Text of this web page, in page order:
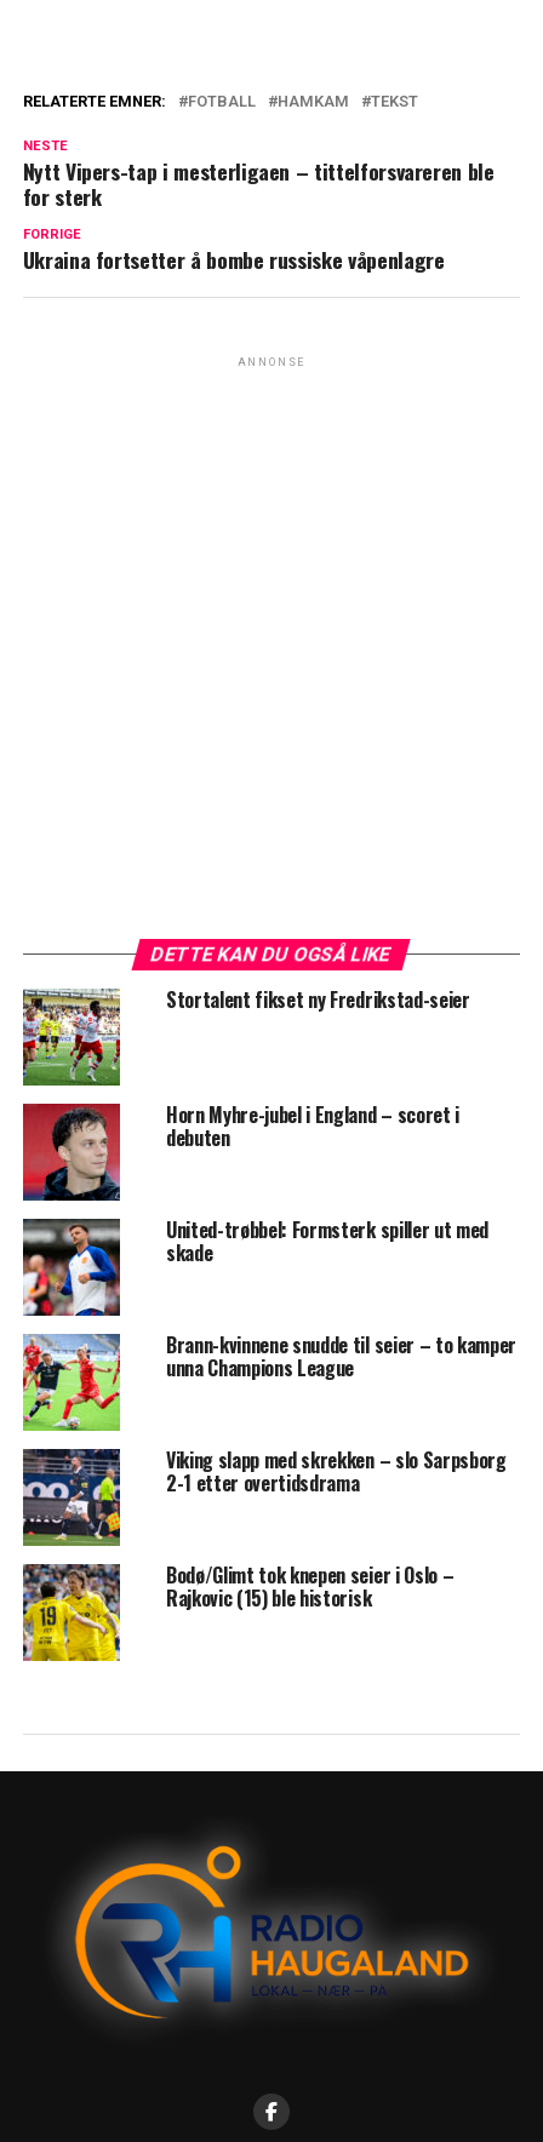
RELATERTE EMNER: FOTBALL HAMKAM TEKST
NESTE
Nytt Vipers-tap i mesterligaen – tittelforsvareren ble
for sterk
FORRIGE
Ukraina fortsetter å bombe russiske våpenlagre
ANNONSE
DETTE KAN DU OGSÅ LIKE
Stortalent fikset ny Fredrikstad-seier
Horn Myhre-jubel i England – scoret i
debuten
United-trøbbel: Formsterk spiller ut med
skade
Brann-kvinnene snudde til seier – to kamper
unna Champions League
Viking slapp med skrekken – slo Sarpsborg
2-1 etter overtidsdrama
Bodø/Glimt tok knepen seier i Oslo –
Rajkovic (15) ble historisk